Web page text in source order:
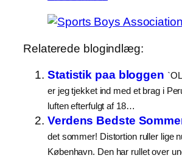
Relaterede blogindlæg:
Statistik paa bloggen
er jeg tjekket ind med et brag i
luften efterfulgt af 18…
Verdens Bedste
det sommer! Distortion ruller lige
København. Den har rullet over